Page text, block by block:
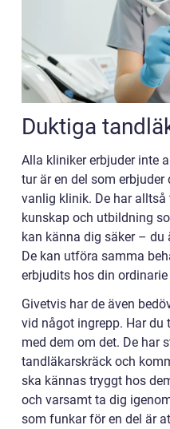
Duktiga
Alla kliniker erbjuder inte
tur är en del som erbjuder
vanlig klinik. De har
kunskap och utbildning
kan känna dig säker – du
De kan utföra samma
erbjudits hos din
Givetvis har de även
vid något ingrepp. Har du
med dem om det. De har
tandläkarskräck och
ska kännas tryggt hos
och varsamt ta dig
som funkar för en del är